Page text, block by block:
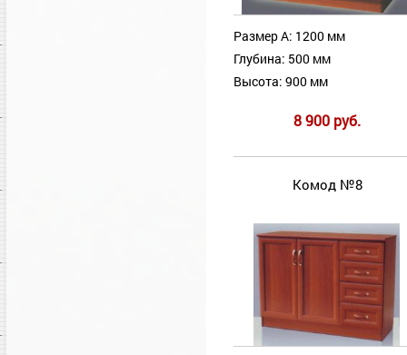
Размер А: 1200 мм
Глубина: 500 мм
Высота: 900 мм
8 900 руб.
Комод №8